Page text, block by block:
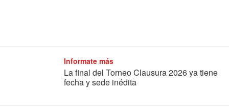
Informate más
La final del Torneo Clausura 2026 ya tiene
fecha y sede inédita